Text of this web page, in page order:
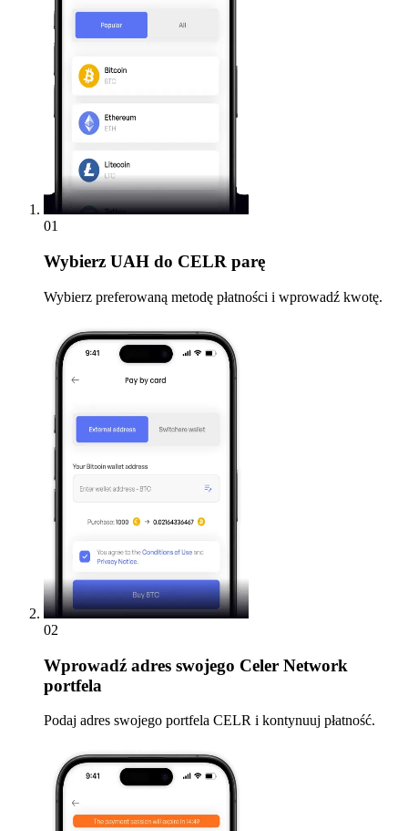
01
Wybierz UAH do CELR parę
Wybierz preferowaną metodę płatności i wprowadź kwotę.
02
Wprowadź adres swojego Celer Network
portfela
Podaj adres swojego portfela CELR i kontynuuj płatność.